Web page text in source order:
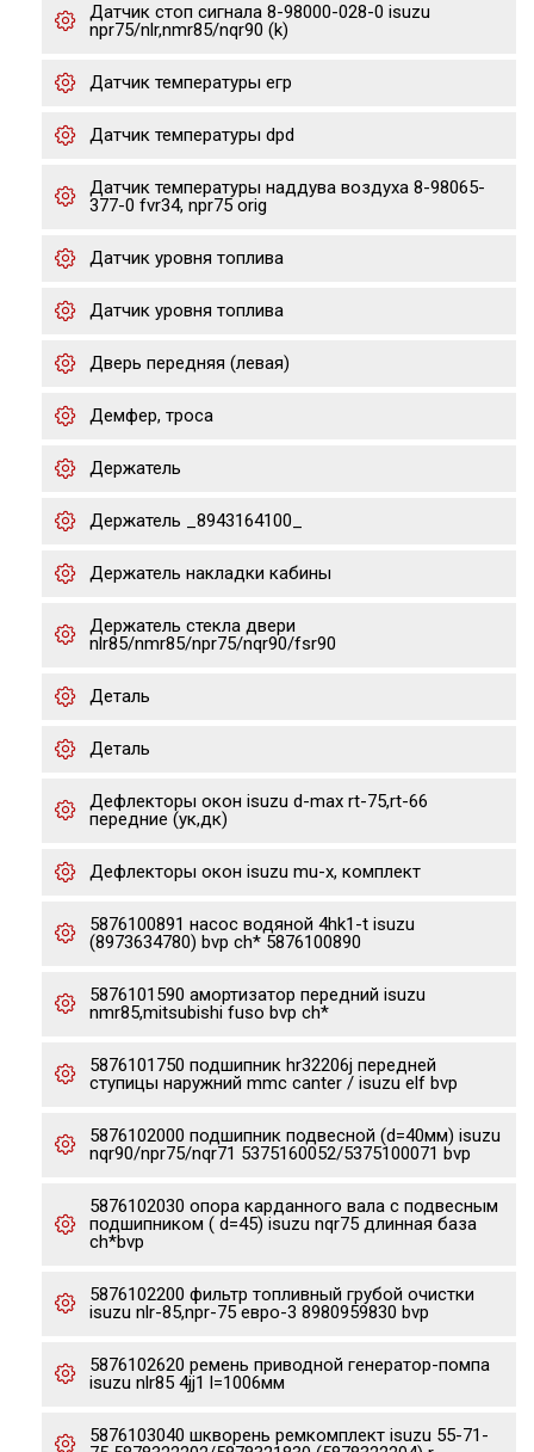
Датчик стоп сигнала 8-98000-028-0 isuzu
npr75/nlr,nmr85/nqr90 (k)
Датчик температуры егр
Датчик температуры dpd
Датчик температуры наддува воздуха 8-98065-
377-0 fvr34, npr75 orig
Датчик уровня топлива
Датчик уровня топлива
Дверь передняя (левая)
Демфер, троса
Держатель
Держатель _8943164100_
Держатель накладки кабины
Держатель стекла двери
nlr85/nmr85/npr75/nqr90/fsr90
Деталь
Деталь
Дефлекторы окон isuzu d-max rt-75,rt-66
передние (ук,дк)
Дефлекторы окон isuzu mu-x, комплект
5876100891 насос водяной 4hk1-t isuzu
(8973634780) bvp ch* 5876100890
5876101590 амортизатор передний isuzu
nmr85,mitsubishi fuso bvp ch*
5876101750 подшипник hr32206j передней
ступицы наружний mmc canter / isuzu elf bvp
5876102000 подшипник подвесной (d=40мм) isuzu
nqr90/npr75/nqr71 5375160052/5375100071 bvp
5876102030 опора карданного вала с подвесным
подшипником ( d=45) isuzu nqr75 длинная база
ch*bvp
5876102200 фильтр топливный грубой очистки
isuzu nlr-85,npr-75 евро-3 8980959830 bvp
5876102620 ремень приводной генератор-помпа
isuzu nlr85 4jj1 l=1006мм
5876103040 шкворень ремкомплект isuzu 55-71-